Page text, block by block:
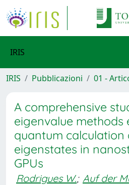
IRIS
IRIS Pubblicazioni 01 -
A comprehensive
eigenvalue methods
quantum calculation
eigenstates in
GPUs
Rodrigues W.; Auf der